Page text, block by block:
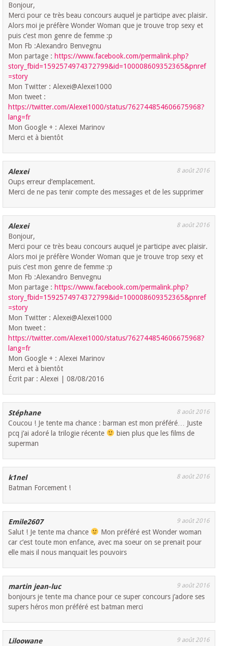
Bonjour,
Merci pour ce très beau concours auquel je participe avec plaisir.
Alors moi je préfère Wonder Woman que je trouve trop sexy et
puis c’est mon genre de femme :p
Mon Fb :Alexandro Benvegnu
Mon partage : https://www.facebook.com/permalink.php?
story_fbid=1592574974372799&id=100008609352365&pnref
=story
Mon Twitter : Alexei@Alexei1000
Mon tweet :
https://twitter.com/Alexei1000/status/762744854606675968?
lang=fr
Mon Google + : Alexei Marinov
Merci et à bientôt
Alexei 8 août 2016
Oups erreur d’emplacement.
Merci de ne pas tenir compte des messages et de les supprimer
Alexei 8 août 2016
Bonjour,
Merci pour ce très beau concours auquel je participe avec plaisir.
Alors moi je préfère Wonder Woman que je trouve trop sexy et
puis c’est mon genre de femme :p
Mon Fb :Alexandro Benvegnu
Mon partage : https://www.facebook.com/permalink.php?
story_fbid=1592574974372799&id=100008609352365&pnref
=story
Mon Twitter : Alexei@Alexei1000
Mon tweet :
https://twitter.com/Alexei1000/status/762744854606675968?
lang=fr
Mon Google + : Alexei Marinov
Merci et à bientôt
Écrit par : Alexei | 08/08/2016
Stéphane 8 août 2016
Coucou ! Je tente ma chance : barman est mon préféré… Juste
pcq j’ai adoré la trilogie récente
bien plus que les films de
superman
k1nel 8 août 2016
Batman Forcement !
Emile2607 9 août 2016
Salut ! Je tente ma chance
Mon préféré est Wonder woman
car c’est toute mon enfance, avec ma soeur on se prenait pour
elle mais il nous manquait les pouvoirs
martin jean-luc 9 août 2016
bonjours je tente ma chance pour ce super concours j’adore ses
supers héros mon préféré est batman merci
Liloowane 9 août 2016